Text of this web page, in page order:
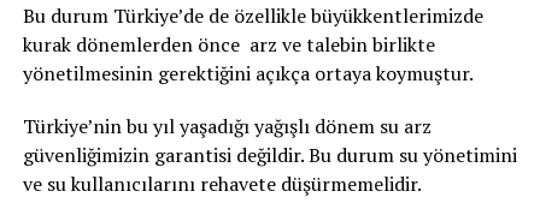
Bu durum Türkiye’de de özellikle büyükkentlerimizde
kurak dönemlerden önce arz ve talebin birlikte
yönetilmesinin gerektiğini açıkça ortaya koymuştur.
Türkiye’nin bu yıl yaşadığı yağışlı dönem su arz
güvenliğimizin garantisi değildir. Bu durum su yönetimini
ve su kullanıcılarını rehavete düşürmemelidir.